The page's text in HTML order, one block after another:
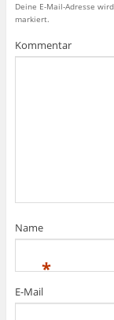
Deine E-Mail-Adresse
markiert.
Kommentar
Name
*
E-Mail